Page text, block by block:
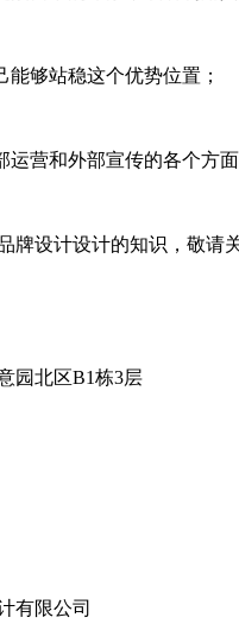
够站稳这个优势位置；
运营和外部宣传的各个方面
于餐饮品牌
园北区B1栋3层
有限公司